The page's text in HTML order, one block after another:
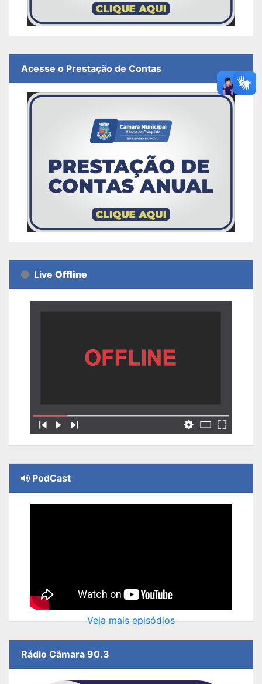
Acesse o Prestação de Contas
Live Offline
PodCast
Veja mais episódios
Rádio Câmara 90.3